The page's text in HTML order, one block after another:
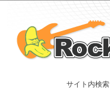
content
サイト内検索